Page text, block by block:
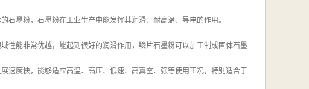
墨粉，石墨粉在工业生产中能发挥其润滑、耐高温、导电的作用。
性能非常优越，能起到很好的润滑作用，鳞片石墨粉可以加工制成固体石墨
速度快，能够适应高温、高压、低速、高真空、强等使用工况，特别适合于